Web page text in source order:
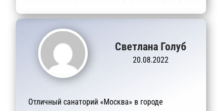
Светлана Голуб
20.08.2022
Отличный санаторий «Москва» в городе